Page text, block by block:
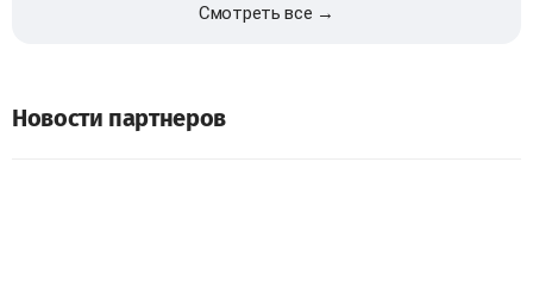
Смотреть все →
Новости партнеров